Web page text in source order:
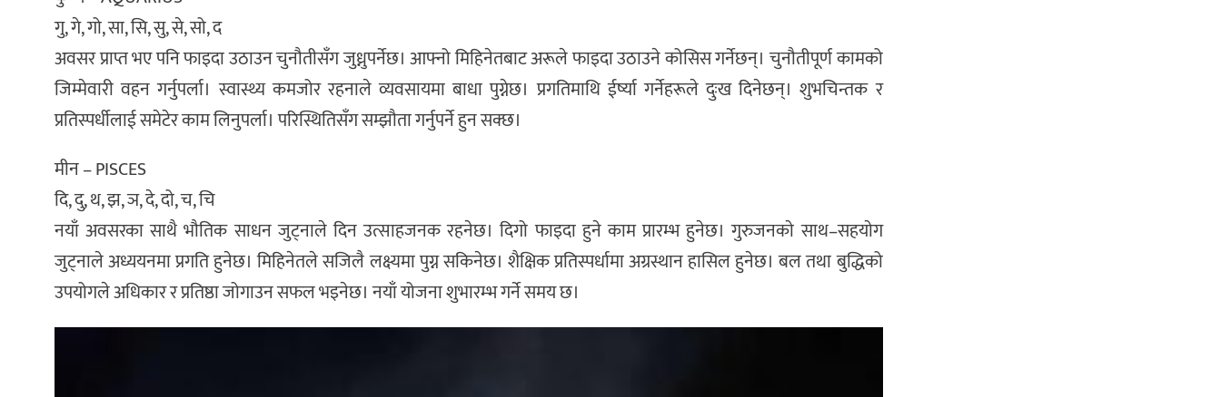
गु, गे, गो, सा, सि, सु, से, सो, द
अवसर प्राप्त भए पनि फाइदा उठाउन चुनौतीसँग जुध्नुपर्नेछ। आफ्नो मिहिनेतबाट अरूले फाइदा उठाउने कोसिस गर्नेछन्। चुनौतीपूर्ण कामको
जिम्मेवारी वहन गर्नुपर्ला। स्वास्थ्य कमजोर रहनाले व्यवसायमा बाधा पुग्नेछ। प्रगतिमाथि ईर्ष्या गर्नेहरूले दुःख दिनेछन्। शुभचिन्तक र
प्रतिस्पर्धीलाई समेटेर काम लिनुपर्ला। परिस्थितिसँग सम्झौता गर्नुपर्ने हुन सक्छ।
मीन – PISCES
दि, दु, थ, झ, ञ, दे, दो, च, चि
नयाँ अवसरका साथै भौतिक साधन जुट्नाले दिन उत्साहजनक रहनेछ। दिगो फाइदा हुने काम प्रारम्भ हुनेछ। गुरुजनकाे साथ–सहयाेग
जुट्नाले अध्ययनमा प्रगति हुनेछ। मिहिनेतले सजिलै लक्ष्यमा पुग्न सकिनेछ। शैक्षिक प्रतिस्पर्धामा अग्रस्थान हासिल हुनेछ। बल तथा बुद्धिको
उपयोगले अधिकार र प्रतिष्ठा जोगाउन सफल भइनेछ। नयाँ योजना शुभारम्भ गर्ने समय छ।